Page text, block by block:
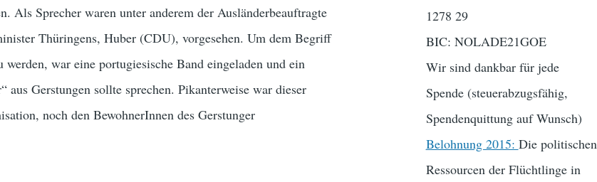
Als Sprecher waren unter anderem der Ausländerbeauftragte
Thüringens, Huber (CDU), vorgesehen. Um dem Begriff
war eine portugiesische Band eingeladen und ein
aus Gerstungen sollte sprechen. Pikanterweise war dieser
noch den BewohnerInnen des Gerstunger
1278 29
BIC: NOLADE21GOE
Wir sind dankbar für jede
Spende (steuerabzugsfähig,
Spendenquittung auf Wunsch)
Belohnung 2015: Die politischen
Ressourcen der Flüchtlinge in